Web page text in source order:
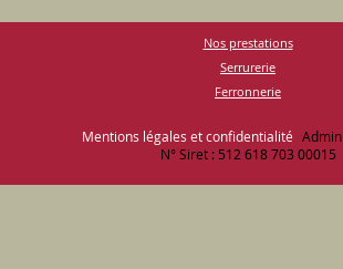
Nos prestations
Serrurerie
Ferronnerie
Mentions légales et confidentialité Admin
N° Siret : 512 618 703 00015